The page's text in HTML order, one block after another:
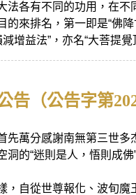
法各有不同的功用，在不
的來排名，第一即是“佛
增益法”，亦名“大菩提
告（公告字第
先萬分感謝南無第三世
洞的“迷則是人，悟則成
，自從世尊報化、波旬